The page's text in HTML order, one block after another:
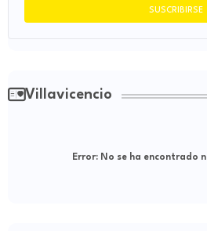
Villavicencio
Error:No se ha encontrado